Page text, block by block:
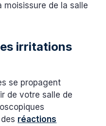
de la salle
irritations
se propagent
de votre salle de
réactions